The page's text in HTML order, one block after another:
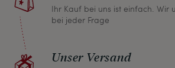
Ihr Kauf bei uns ist einfach. Wir
bei jeder Frage
Unser Versand